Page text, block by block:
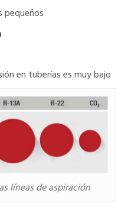
pequeños
en tuberías es muy bajo
líneas de aspiración